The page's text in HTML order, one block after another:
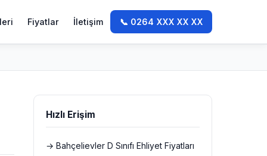
Fiyatlar İletişim 📞 0264 XXX XX XX
Hızlı Erişim
→ Bahçelievler D Sınıfı Ehliyet Fiyatları